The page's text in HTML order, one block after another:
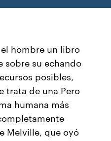
hombre un libro
sobre su echando
posibles,
trata de una Pero
humana más
Melville, que oyó